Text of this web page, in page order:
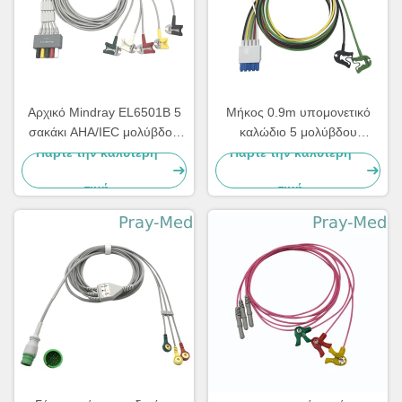
Αρχικό Mindray EL6501B 5
σακάκι AHA/IEC μολύβδου
ECG Leadwires TPU
Πάρτε την καλύτερη
τιμή
Μήκος 0.9m υπομονετικό
καλώδιο 5 μολύβδου
M1971A ECG με το σακάκι
Πάρτε την καλύτερη
τιμή